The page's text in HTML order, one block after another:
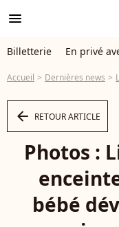
menu
Billetterie En privé
Accueil Dernières news
arrow_left RETOUR ARTICLE
Photos :
bébé